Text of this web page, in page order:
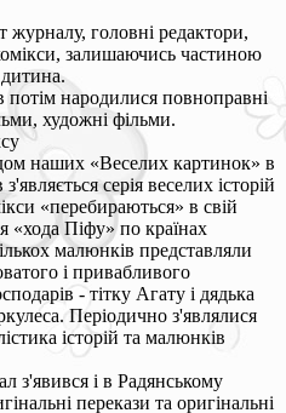
журналу, головні редактори,
залишаючись частиною
дитина.
потім народилися повноправні
художні фільми.
наших «Веселих картинок» в
серія веселих історій
«перебираються» в свій
«хода Піфу» по країнах
малюнків представляли
і привабливого
- тітку Агату і дядька
Періодично з'являлися
історій та малюнків
з'явився і в Радянському
перекази та оригінальні